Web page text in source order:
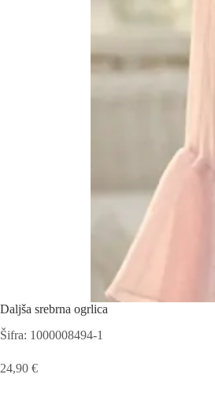
Daljša srebrna ogrlica
Šifra: 1000008494-1
24,90 €